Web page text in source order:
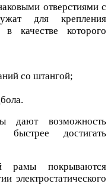
отверстиями с
для крепления
в качестве которого
со штангой;
возможность
быстрее достигать
рамы покрываются
электростатического